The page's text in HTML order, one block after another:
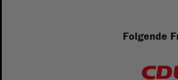
Folgende